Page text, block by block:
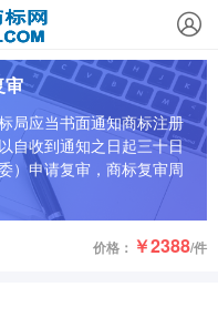
审
局应当书面通知商标注册
自收到通知之日起三十日
）申请复审，商标复审周
价格： ￥2388/件